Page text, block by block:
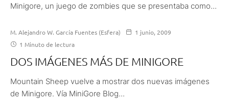
Minigore, un juego de zombies que se presentaba como...
M. Alejandro W. García Fuentes (Esfera)
1 junio, 2009
1 Minuto de lectura
DOS IMÁGENES MÁS DE MINIGORE
Mountain Sheep vuelve a mostrar dos nuevas imágenes
de Minigore. Vía MiniGore Blog...